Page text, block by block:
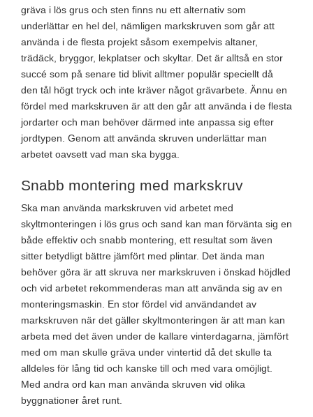
gräva i lös grus och sten finns nu ett alternativ som
underlättar en hel del, nämligen markskruven som går att
använda i de flesta projekt såsom exempelvis altaner,
trädäck, bryggor, lekplatser och skyltar. Det är alltså en stor
succé som på senare tid blivit alltmer populär speciellt då
den tål högt tryck och inte kräver något grävarbete. Ännu en
fördel med markskruven är att den går att använda i de flesta
jordarter och man behöver därmed inte anpassa sig efter
jordtypen. Genom att använda skruven underlättar man
arbetet oavsett vad man ska bygga.
Snabb montering med markskruv
Ska man använda markskruven vid arbetet med
skyltmonteringen i lös grus och sand kan man förvänta sig en
både effektiv och snabb montering, ett resultat som även
sitter betydligt bättre jämfört med plintar. Det ända man
behöver göra är att skruva ner markskruven i önskad höjdled
och vid arbetet rekommenderas man att använda sig av en
monteringsmaskin. En stor fördel vid användandet av
markskruven när det gäller skyltmonteringen är att man kan
arbeta med det även under de kallare vinterdagarna, jämfört
med om man skulle gräva under vintertid då det skulle ta
alldeles för lång tid och kanske till och med vara omöjligt.
Med andra ord kan man använda skruven vid olika
byggnationer året runt.